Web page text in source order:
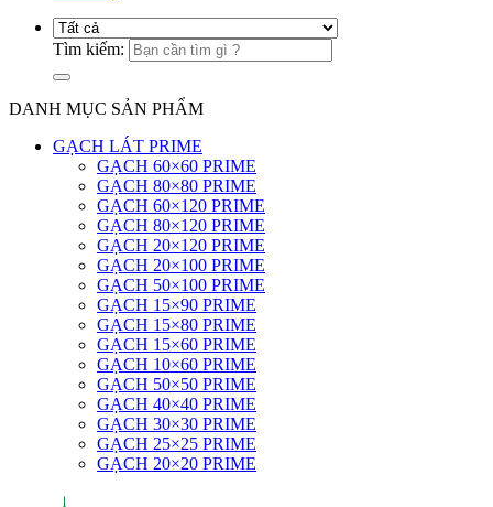
Tìm kiếm:
DANH MỤC SẢN PHẨM
GẠCH LÁT PRIME
GẠCH 60×60 PRIME
GẠCH 80×80 PRIME
GẠCH 60×120 PRIME
GẠCH 80×120 PRIME
GẠCH 20×120 PRIME
GẠCH 20×100 PRIME
GẠCH 50×100 PRIME
GẠCH 15×90 PRIME
GẠCH 15×80 PRIME
GẠCH 15×60 PRIME
GẠCH 10×60 PRIME
GẠCH 50×50 PRIME
GẠCH 40×40 PRIME
GẠCH 30×30 PRIME
GẠCH 25×25 PRIME
GẠCH 20×20 PRIME